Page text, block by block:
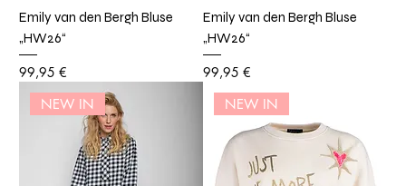
Emily van den Bergh Bluse
„HW26“
Preis
99,95 €
Emily van den Bergh Bluse
„HW26“
Preis
99,95 €
NEW IN
NEW IN